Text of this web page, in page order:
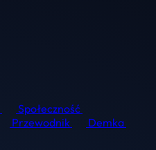
Społeczność
Przewodnik
Demka